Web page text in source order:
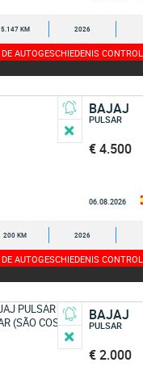
5.147 KM 2026
DE AUTOGESCHIEDENIS
BAJAJ
PULSAR
€ 4.500
06.08.2026
200 KM 2026
DE AUTOGESCHIEDENIS
BAJAJ
PULSAR
€ 2.000